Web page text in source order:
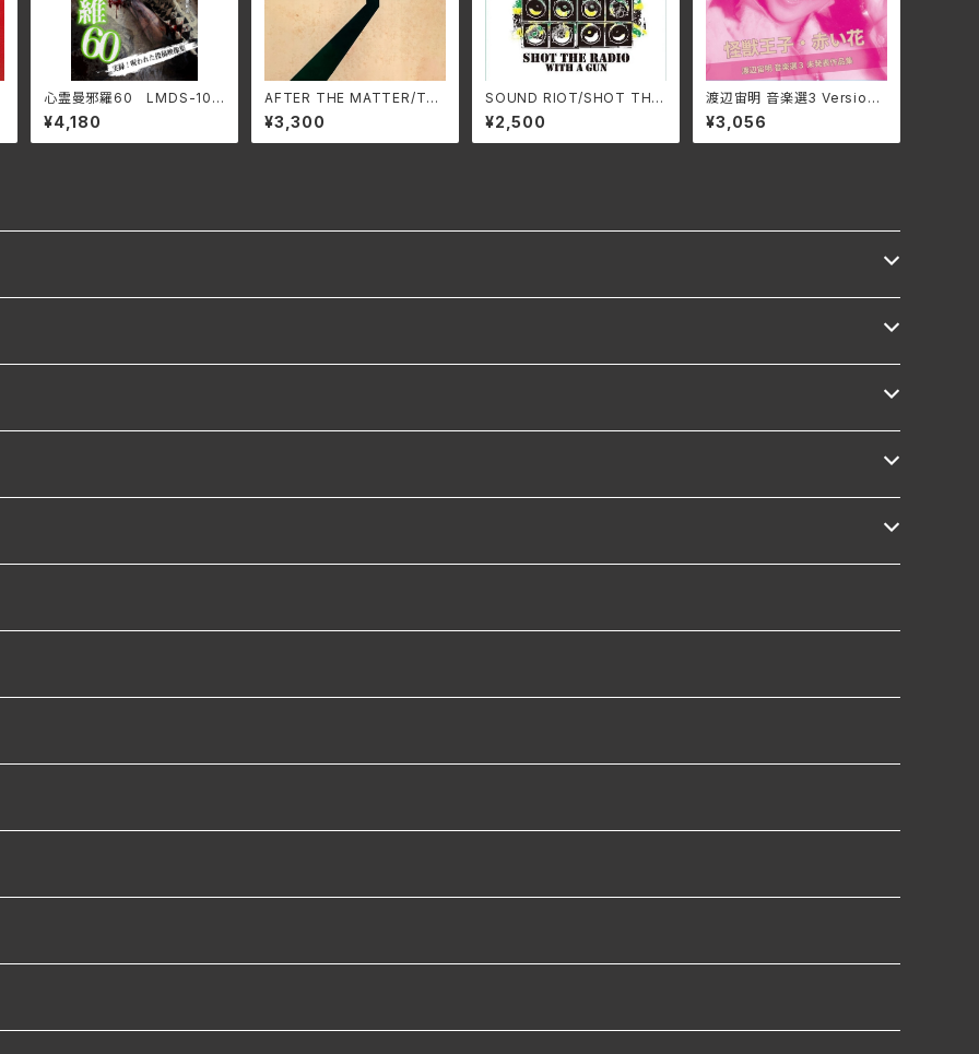
心霊曼邪羅60 LMDS-108
(仕様:DVD)
¥4,180
AFTER THE MATTER/TO
MOHIKO KIRA HARV-00
25(仕様:CD)
¥3,300
SOUND RIOT/SHOT THE
RADIO WITH A GUN HH
-PSY011(仕様:CD)
¥2,500
渡辺宙明 音楽選3 Version
2/田中由美子、根本由美、成
松こだま 3SCD-0072(仕
様:CD)
¥3,056